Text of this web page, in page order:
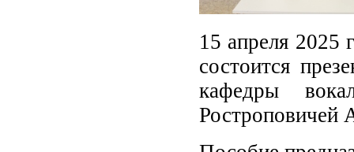
15 апреля 2025
состоится
кафедры
Ростроповичей